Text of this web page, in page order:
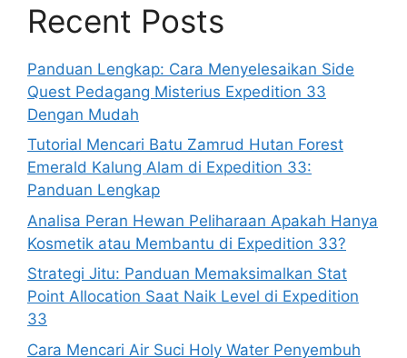
Recent Posts
Panduan Lengkap: Cara Menyelesaikan Side
Quest Pedagang Misterius Expedition 33
Dengan Mudah
Tutorial Mencari Batu Zamrud Hutan Forest
Emerald Kalung Alam di Expedition 33:
Panduan Lengkap
Analisa Peran Hewan Peliharaan Apakah Hanya
Kosmetik atau Membantu di Expedition 33?
Strategi Jitu: Panduan Memaksimalkan Stat
Point Allocation Saat Naik Level di Expedition
33
Cara Mencari Air Suci Holy Water Penyembuh